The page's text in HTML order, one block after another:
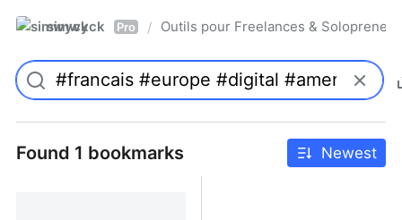
simwyck Pro / Outils pour Freelances &
Found 1 bookmarks Newest